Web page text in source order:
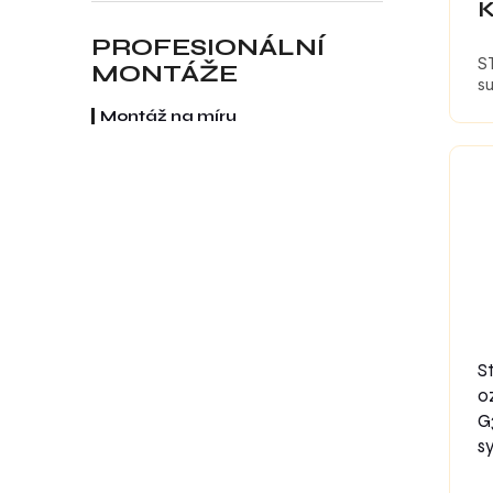
PROFESIONÁLNÍ
MONTÁŽE
Montáž na míru